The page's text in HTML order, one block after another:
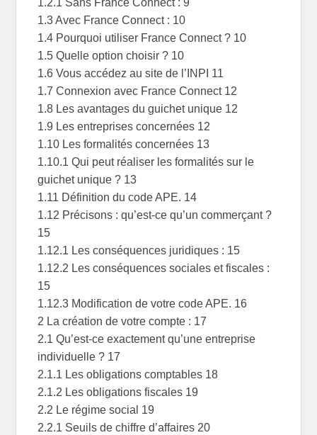
1.2.1 Sans France Connect : 9
1.3 Avec France Connect : 10
1.4 Pourquoi utiliser France Connect ? 10
1.5 Quelle option choisir ? 10
1.6 Vous accédez au site de l’INPI 11
1.7 Connexion avec France Connect 12
1.8 Les avantages du guichet unique 12
1.9 Les entreprises concernées 12
1.10 Les formalités concernées 13
1.10.1 Qui peut réaliser les formalités sur le
guichet unique ? 13
1.11 Définition du code APE. 14
1.12 Précisons : qu’est-ce qu’un commerçant ?
15
1.12.1 Les conséquences juridiques : 15
1.12.2 Les conséquences sociales et fiscales :
15
1.12.3 Modification de votre code APE. 16
2 La création de votre compte : 17
2.1 Qu’est-ce exactement qu’une entreprise
individuelle ? 17
2.1.1 Les obligations comptables 18
2.1.2 Les obligations fiscales 19
2.2 Le régime social 19
2.2.1 Seuils de chiffre d’affaires 20